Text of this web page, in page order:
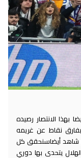
بهذا الانتصار رصيده
نقاط عن غريمه
شاهد أيضاسنحقق كل
يتحدى بها دوري